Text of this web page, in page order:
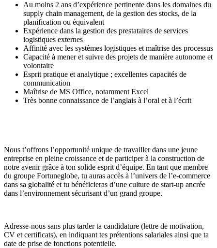
Au moins 2 ans d’expérience pertinente dans les domaines du
supply chain management, de la gestion des stocks, de la
planification ou équivalent
Expérience dans la gestion des prestataires de services
logistiques externes
Affinité avec les systèmes logistiques et maîtrise des processus
Capacité à mener et suivre des projets de manière autonome et
volontaire
Esprit pratique et analytique ; excellentes capacités de
communication
Maîtrise de MS Office, notamment Excel
Très bonne connaissance de l’anglais à l’oral et à l’écrit
Nous t’offrons l’opportunité unique de travailler dans une jeune
entreprise en pleine croissance et de participer à la construction de
notre avenir grâce à ton solide esprit d’équipe. En tant que membre
du groupe Fortuneglobe, tu auras accès à l’univers de l’e-commerce
dans sa globalité et tu bénéficieras d’une culture de start-up ancrée
dans l’environnement sécurisant d’un grand groupe.
Adresse-nous sans plus tarder ta candidature (lettre de motivation,
CV et certificats), en indiquant tes prétentions salariales ainsi que ta
date de prise de fonctions potentielle.